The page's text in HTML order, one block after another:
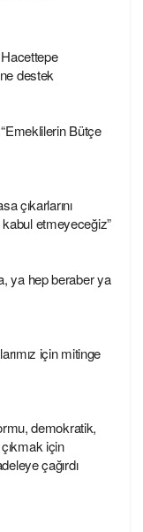
destek
Bütçe
çıkarlarını
etmeyeceğiz”
ya hep beraber ya
için mitinge
demokratik,
için
çağırdı